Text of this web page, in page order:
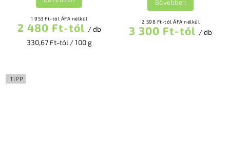
1 953 Ft-tól ÁFA nélkül
2 480 Ft-tól / db
330,67 Ft-tól / 100 g
2 598 Ft-tól ÁFA nélkül
3 300 Ft-tól / db
Bővebben
TIPP